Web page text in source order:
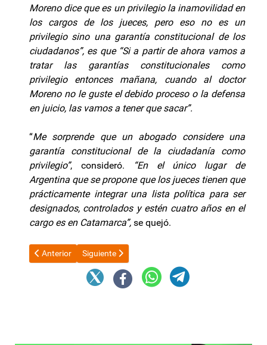
Moreno dice que es un privilegio la inamovilidad en
los cargos de los jueces, pero eso no es un
privilegio sino una garantía constitucional de los
ciudadanos”, es que “Si a partir de ahora vamos a
tratar las garantías constitucionales como
privilegio entonces mañana, cuando al doctor
Moreno no le guste el debido proceso o la defensa
en juicio, las vamos a tener que sacar”.
“Me sorprende que un abogado considere una
garantía constitucional de la ciudadanía como
privilegio”, consideró.
“En el único lugar de
Argentina que se propone que los jueces tienen que
prácticamente integrar una lista política para ser
designados, controlados y estén cuatro años en el
cargo es en Catamarca”, se quejó.
Artículo anterior: Escándalo de los alimentos: la investigación
Anterior Artículo siguiente: Después de una semana de
Siguiente